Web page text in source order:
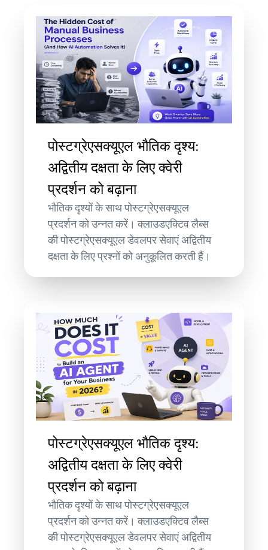
पोस्टग्रेएसक्यूएल भौतिक दृश्य:
अद्वितीय दक्षता के लिए क्वेरी
प्रदर्शन को बढ़ाना
भौतिक दृश्यों के साथ पोस्टग्रेएसक्यूएल
प्रदर्शन को उन्नत करें। क्लाउडएक्टिव लैब्स
की पोस्टग्रेएसक्यूएल डेवलपर सेवाएं अद्वितीय
दक्षता के लिए प्रश्नों को अनुकूलित करती हैं।
पोस्टग्रेएसक्यूएल भौतिक दृश्य:
अद्वितीय दक्षता के लिए क्वेरी
प्रदर्शन को बढ़ाना
भौतिक दृश्यों के साथ पोस्टग्रेएसक्यूएल
प्रदर्शन को उन्नत करें। क्लाउडएक्टिव लैब्स
की पोस्टग्रेएसक्यूएल डेवलपर सेवाएं अद्वितीय